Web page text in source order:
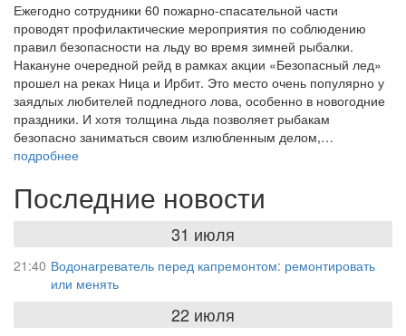
Ежегодно сотрудники 60 пожарно-спасательной части
проводят профилактические мероприятия по соблюдению
правил безопасности на льду во время зимней рыбалки.
Накануне очередной рейд в рамках акции «Безопасный лед»
прошел на реках Ница и Ирбит. Это место очень популярно у
заядлых любителей подледного лова, особенно в новогодние
праздники. И хотя толщина льда позволяет рыбакам
безопасно заниматься своим излюбленным делом,…
подробнее
Последние новости
31 июля
21:40 Водонагреватель перед капремонтом: ремонтировать
или менять
22 июля